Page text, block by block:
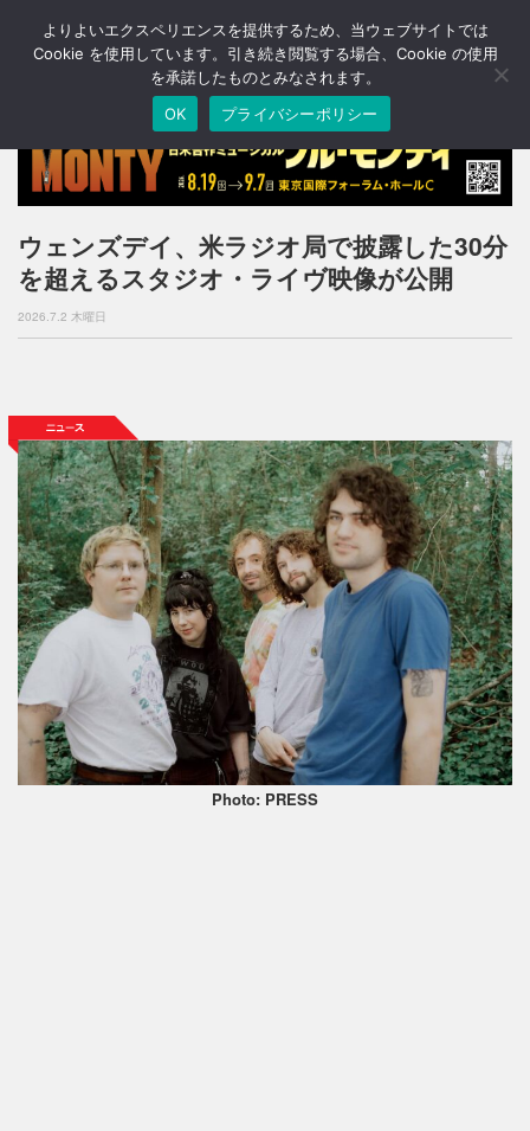
T
o
n
a
v
g
o
ウェンズデイ、米ラジオ局で披露した30分
を超えるスタジオ・ライヴ映像が公開
2026.7.2 木曜日
Photo: PRESS
よりよいエクスペリエンスを提供するため、当ウェブサイトでは
Cookie を使用しています。引き続き閲覧する場合、Cookie の使用
を承諾したものとみなされます。
OK
プライバシーポリシー